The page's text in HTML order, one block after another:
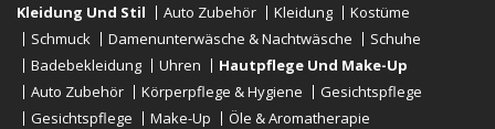
Kleidung Und Stil Auto Zubehör Kleidung
Kostüme
Schmuck
Damenunterwäsche & Nachtwäsche
Schuhe
Badebekleidung
Uhren
Hautpflege Und Make-Up
Auto Zubehör
Körperpflege & Hygiene
Gesichtspflege
Gesichtspflege
Make-Up
Öle & Aromatherapie